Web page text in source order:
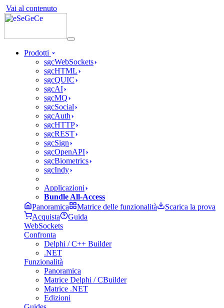
Vai al contenuto
Prodotti
sgcWebSockets
sgcHTML
sgcQUIC
sgcAI
sgcMQ
sgcSocial
sgcAuth
sgcHTTP
sgcREST
sgcSign
sgcOpenAPI
sgcBiometrics
sgcIndy
Applicazioni
Bundle All-Access
Panoramica
Matrice delle funzionalità
Scarica la prova
Acquista
Guida
WebSockets
Confronta
Delphi / C++ Builder
.NET
Funzionalità
Panoramica
Matrice Delphi / CBuilder
Matrice .NET
Edizioni